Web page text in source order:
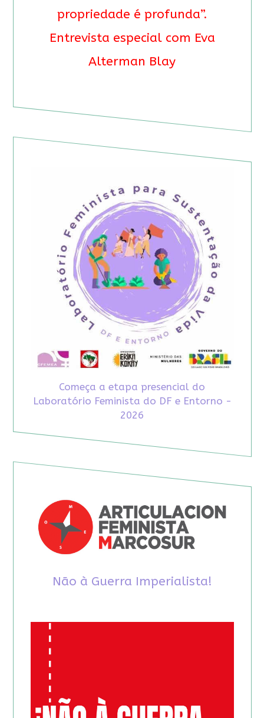
propriedade é profunda”.
Entrevista especial com Eva
Alterman Blay
Começa a etapa presencial do
Laboratório Feminista do DF e Entorno -
2026
Não à Guerra Imperialista!